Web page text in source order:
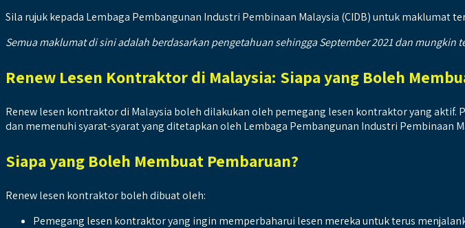
Sila rujuk kepada Lembaga Pembangunan Industri Pembinaan Malaysia (CIDB) untuk maklumat
Semua maklumat di sini adalah berdasarkan pengetahuan sehingga September 2021 dan
Renew Lesen Kontraktor di Malaysia: Siapa yang Boleh
Renew lesen kontraktor di Malaysia boleh dilakukan oleh pemegang lesen kontraktor yang
dan memenuhi syarat-syarat yang ditetapkan oleh Lembaga Pembangunan Industri Pembinaan
Siapa yang Boleh Membuat Pembaruan?
Renew lesen kontraktor boleh dibuat oleh:
Pemegang lesen kontraktor yang ingin memperbaharui lesen mereka untuk terus